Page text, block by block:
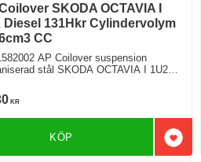
SKODA OCTAVIA I
Diesel 131Hkr Cylindervolym
CC
AP Coilover suspension
stål SKODA OCTAVIA I 1U2
KR
Lägg
KÖP